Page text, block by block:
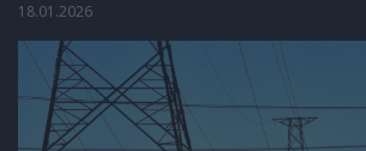
18.01.2026